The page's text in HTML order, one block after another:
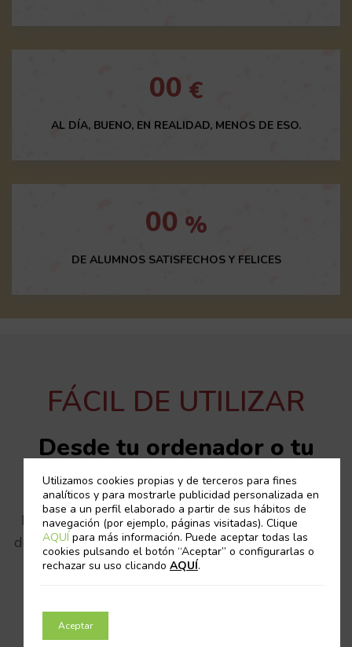
00 €
AL DÍA, BUENO, EN REALIDAD, MENOS DE ESO.
00 %
DE ALUMNOS SATISFECHOS Y FELICES
FÁCIL DE UTILIZAR
Desde tu ordenador o tu
móvil
Para que puedas aprovechar esas horas muertas
del día, donde sea que te encuentres, aprendiendo
y mejorando.
Accede desde cualquier dispositivo, ya sea en
nuestra plataforma web o la app para el móvil.
Utilizamos cookies propias y de terceros para fines
analíticos y para mostrarle publicidad personalizada en
base a un perfil elaborado a partir de sus hábitos de
navegación (por ejemplo, páginas visitadas). Clique
AQUÍ para más información. Puede aceptar todas las
cookies pulsando el botón “Aceptar” o configurarlas o
rechazar su uso clicando AQUÍ.
Aceptar